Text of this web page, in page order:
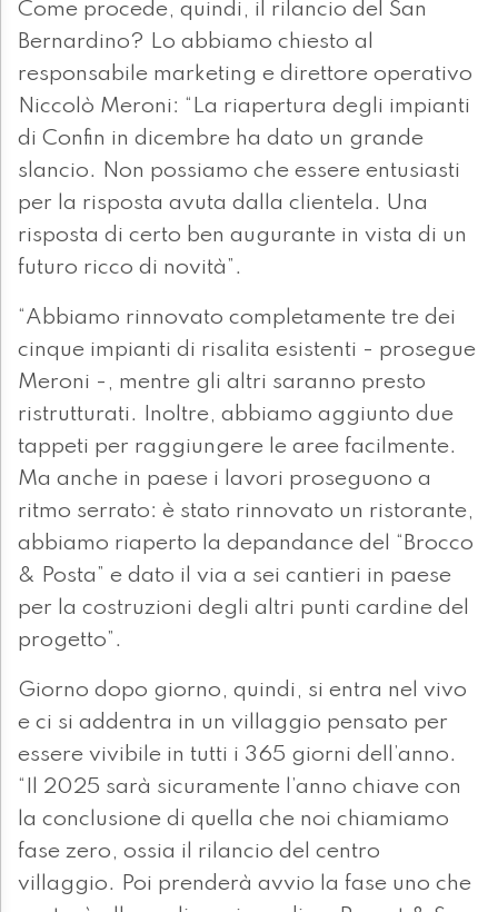
Come procede, quindi, il rilancio del San
Bernardino? Lo abbiamo chiesto al
responsabile marketing e direttore operativo
Niccolò Meroni: “La riapertura degli impianti
di Confin in dicembre ha dato un grande
slancio. Non possiamo che essere entusiasti
per la risposta avuta dalla clientela. Una
risposta di certo ben augurante in vista di un
futuro ricco di novità”.
“Abbiamo rinnovato completamente tre dei
cinque impianti di risalita esistenti - prosegue
Meroni -, mentre gli altri saranno presto
ristrutturati. Inoltre, abbiamo aggiunto due
tappeti per raggiungere le aree facilmente.
Ma anche in paese i lavori proseguono a
ritmo serrato: è stato rinnovato un ristorante,
abbiamo riaperto la depandance del “Brocco
& Posta” e dato il via a sei cantieri in paese
per la costruzioni degli altri punti cardine del
progetto”.
Giorno dopo giorno, quindi, si entra nel vivo
e ci si addentra in un villaggio pensato per
essere vivibile in tutti i 365 giorni dell’anno.
“Il 2025 sarà sicuramente l’anno chiave con
la conclusione di quella che noi chiamiamo
fase zero, ossia il rilancio del centro
villaggio. Poi prenderà avvio la fase uno che